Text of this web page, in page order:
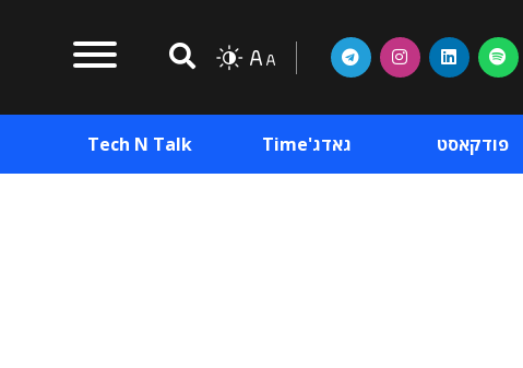
פודקאסט גאדג'Time Tech N Talk